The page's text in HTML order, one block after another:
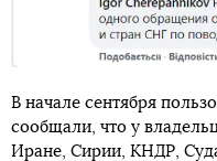
В начале сентября
сообщали, что у
Иране, Сирии, КНДР,